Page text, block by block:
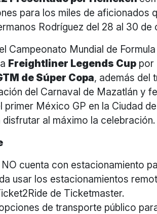
para los miles de aficionados
Rodríguez del 28 al 30 de
Campeonato Mundial de
Freightliner Legends Cup por
de Súper Copa, además del
del Carnaval de Mazatlán y
primer México GP en la Ciudad
al máximo la celebración.
cuenta con estacionamiento
usar los estacionamientos
de Ticketmaster.
de transporte público